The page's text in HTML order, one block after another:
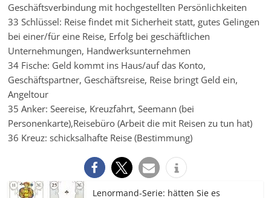
Geschäftsverbindung mit hochgestellten Persönlichkeiten
33 Schlüssel: Reise findet mit Sicherheit statt, gutes Gelingen
bei einer/für eine Reise, Erfolg bei geschäftlichen
Unternehmungen, Handwerksunternehmen
34 Fische: Geld kommt ins Haus/auf das Konto,
Geschäftspartner, Geschäftsreise, Reise bringt Geld ein,
Angeltour
35 Anker: Seereise, Kreuzfahrt, Seemann (bei
Personenkarte),Reisebüro (Arbeit die mit Reisen zu tun hat)
36 Kreuz: schicksalhafte Reise (Bestimmung)
Lenormand-Serie: hätten Sie es